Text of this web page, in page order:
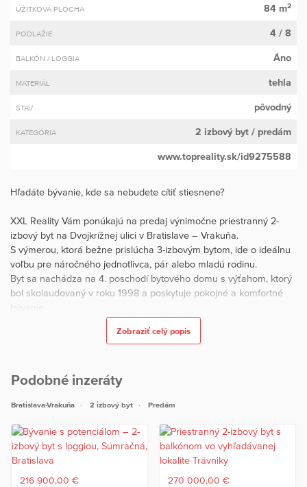
ÚŽITKOVÁ PLOCHA 84 m2
PODLAŽIE 4 / 8
BALKÓN / LOGGIA Áno
MATERIÁL tehla
STAV pôvodný
KATEGÓRIA 2 izbový byt / predám
www.topreality.sk/id9275588
Hľadáte bývanie, kde sa nebudete cítiť stiesnene?
XXL Reality Vám ponúkajú na predaj výnimočne priestranný 2-
izbový byt na Dvojkrížnej ulici v Bratislave – Vrakuňa.
S výmerou, ktorá bežne prislúcha 3-izbovým bytom, ide o ideálnu
voľbu pre náročného jednotlivca, pár alebo mladú rodinu.
Byt sa nachádza na 4. poschodí bytového domu s výťahom, ktorý
bol skolaudovaný v roku 1998 a poskytuje pokojné a komfortné
bývanie.
ZÁKLADNÉ INFORMÁCIE
• Poschodie: 3/8 s výťahom
• Stav: udržiavaný v zachovalom a technicky dobrom stave, ihneď
voľný
HLAVNÉ BENEFITY
• Nadštandardná výmera – priestor ako vo veľkom 3-izbovom
byte
Zobraziť celý popis
Podobné inzeráty
Bratislava-Vrakuňa 2 izbový byt Predám
216 900,00 € 270 000,00 €